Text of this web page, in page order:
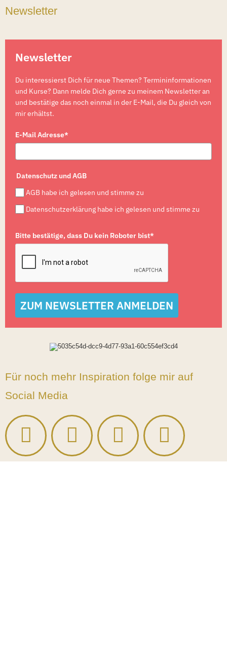
Newsletter
Newsletter
Du interessierst Dich für neue Themen? Termininformationen
und Kurse? Dann melde Dich gerne zu meinem Newsletter an
und bestätige das noch einmal in der E-Mail, die Du gleich von
mir erhältst.
E-Mail Adresse*
Datenschutz und AGB
AGB habe ich gelesen und stimme zu
Datenschutzerklärung habe ich gelesen und stimme zu
Bitte bestätige, dass Du kein Roboter bist*
ZUM NEWSLETTER ANMELDEN
Für noch mehr Inspiration folge mir auf
Social Media